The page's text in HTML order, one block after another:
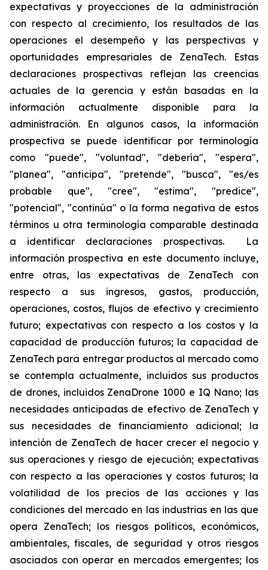
expectativas y proyecciones de la administración
con respecto al crecimiento, los resultados de las
operaciones el desempeño y las perspectivas y
oportunidades empresariales de ZenaTech. Estas
declaraciones prospectivas reflejan las creencias
actuales de la gerencia y están basadas en la
información actualmente disponible para la
administración. En algunos casos, la información
prospectiva se puede identificar por terminología
como "puede", "voluntad", "debería", "espera",
"planea", "anticipa", "pretende", "busca", "es/es
probable que", "cree", "estima", "predice",
"potencial", "continúa" o la forma negativa de estos
términos u otra terminología comparable destinada
a identificar declaraciones prospectivas. La
información prospectiva en este documento incluye,
entre otras, las expectativas de ZenaTech con
respecto a sus ingresos, gastos, producción,
operaciones, costos, flujos de efectivo y crecimiento
futuro; expectativas con respecto a los costos y la
capacidad de producción futuros; la capacidad de
ZenaTech para entregar productos al mercado como
se contempla actualmente, incluidos sus productos
de drones, incluidos ZenaDrone 1000 e IQ Nano; las
necesidades anticipadas de efectivo de ZenaTech y
sus necesidades de financiamiento adicional; la
intención de ZenaTech de hacer crecer el negocio y
sus operaciones y riesgo de ejecución; expectativas
con respecto a las operaciones y costos futuros; la
volatilidad de los precios de las acciones y las
condiciones del mercado en las industrias en las que
opera ZenaTech; los riesgos políticos, económicos,
ambientales, fiscales, de seguridad y otros riesgos
asociados con operar en mercados emergentes; los